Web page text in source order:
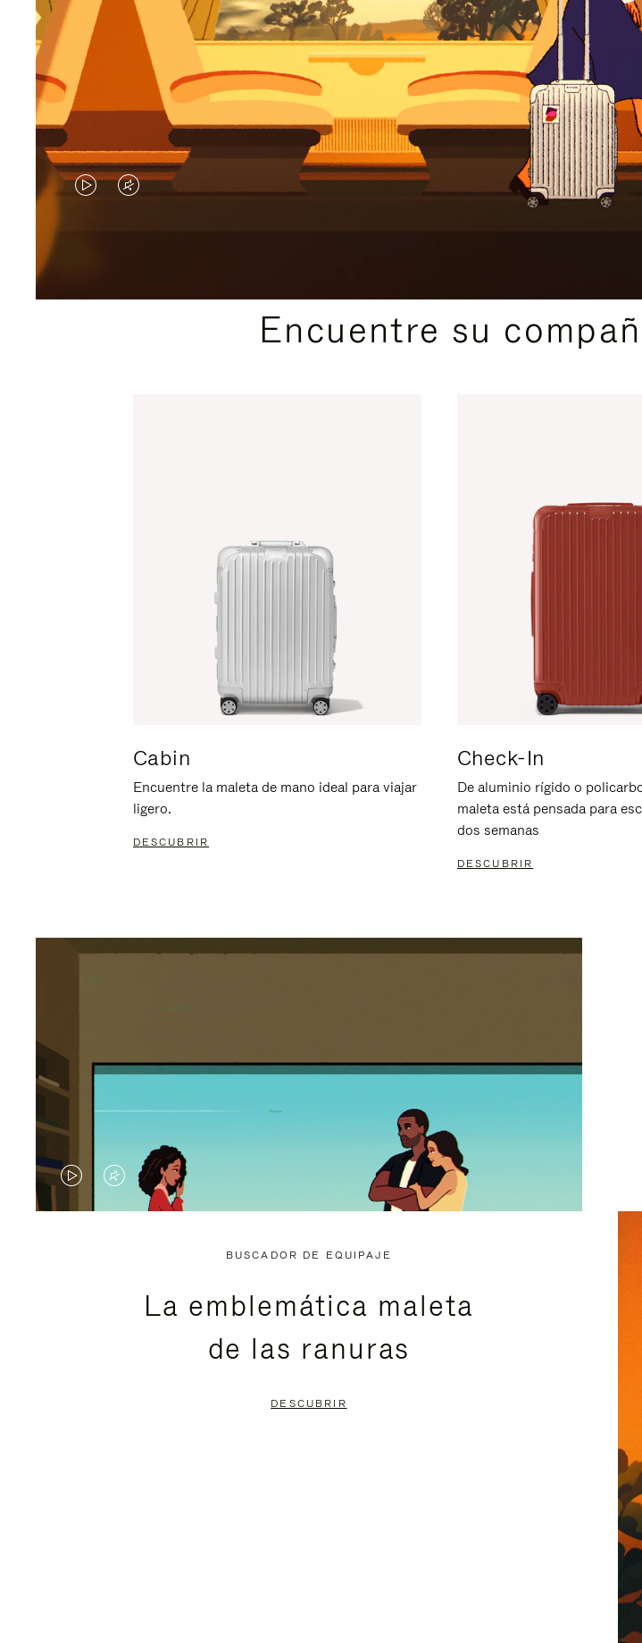
EL
ESTÁ
EL
VÍDEO
Encuentre su
Cabin
Encuentre la maleta de mano ideal para viajar
ligero.
DESCUBRIR
Check-In
De aluminio rígido o
maleta está pensada para
dos semanas
DESCUBRIR
EL
PAUSADO,
EL
ESTÁ
DESACTIVADO:
BUSCADOR DE EQUIPAJE
La emblemática maleta
de las ranuras
DESCUBRIR